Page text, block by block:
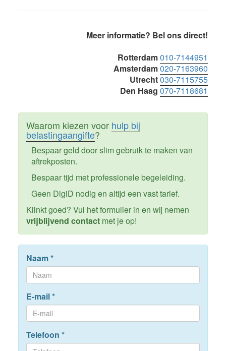
Meer informatie? Bel ons direct!
Rotterdam010-7144951
Amsterdam020-7163960
Utrecht030-7115755
Den Haag 070-7118681
Waarom kiezen voor hulp bij
belastingaangifte?
Bespaar geld door slim gebruik te maken van
aftrekposten.
Bespaar tijd met professionele begeleiding.
Geen DigiD nodig en altijd een vast tarief.
Klinkt goed? Vul het formulier in en wij nemen
vrijblijvend contactmet je op!
Naam*
E-mail*
Telefoon *